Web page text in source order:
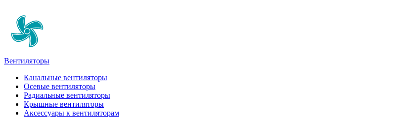
Вентиляторы
Канальные вентиляторы
Осевые вентиляторы
Радиальные вентиляторы
Крышные вентиляторы
Аксессуары к вентиляторам